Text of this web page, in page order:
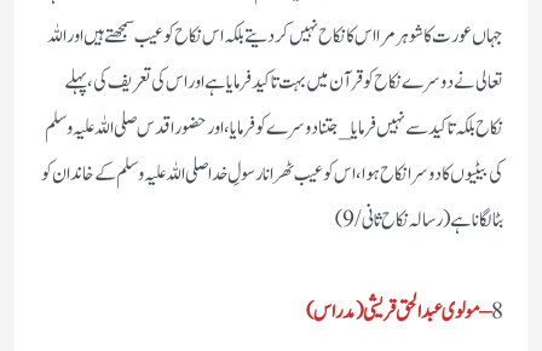
جہاں عورت کا شوہر مرا اس کا نکاح نہیں کر دیتے بلکہ اس نکاح کو عیب سمجھتے ہیں اور اللہ
تعالی نے دوسرے نکاح کو قرآن میں بہت تاکید فرمایا ہے اور اس کی تعریف کی، پہلے
نکاح بلکہ تاکید سے نہیں فرمایا_ جتنا دوسرے کو فرمایا،اور حضور اقدس صلی اللہ علیہ وسلم
کی بیٹیوں کا دوسرا نکاح ہوا، اس کو عیب ٹھرانا رسولِ خدا صلی اللہ علیہ وسلم کے خاندان کو
بٹا لگانا ہے( رسالہ نکاح ثانی /9)
8– مولوی عبدالحق قریشی (مدراس)